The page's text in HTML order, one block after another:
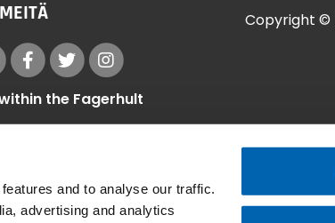
and to analyse our traffic.
advertising and analytics
the Fagerhult
Lighting
Copyright ©